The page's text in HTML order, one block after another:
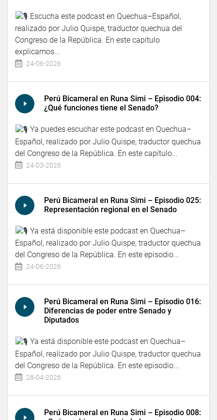
Escucha este podcast en Quechua–Español,
realizado por Julio Quispe, traductor quechua del
Congreso de la República. En este capítulo
explicamos...
24-06-2026
Perú Bicameral en Runa Simi – Episodio 004:
¿Qué funciones tiene el Senado?
Ya puedes escuchar este podcast en Quechua–
Español, realizado por Julio Quispe, traductor quechua
del Congreso de la República. En este capítulo...
24-03-2026
Perú Bicameral en Runa Simi – Episodio 025:
Representación regional en el Senado
Ya está disponible este podcast en Quechua–
Español, realizado por Julio Quispe, traductor quechua
del Congreso de la República. En este episodio...
24-06-2026
Perú Bicameral en Runa Simi – Episodio 016:
Diferencias de poder entre Senado y
Diputados
Ya está disponible este podcast en Quechua–
Español, realizado por Julio Quispe, traductor quechua
del Congreso de la República. En este episodio...
28-04-2026
Perú Bicameral en Runa Simi – Episodio 008: